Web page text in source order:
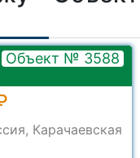
Объект № 3588
Карачаевская